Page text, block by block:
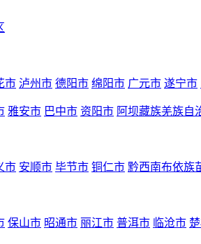
市 泸州市 德阳市 绵阳市 广元市 遂宁市
雅安市 巴中市 资阳市 阿坝藏族羌族自
市 安顺市 毕节市 铜仁市 黔西南布依族
保山市 昭通市 丽江市 普洱市 临沧市